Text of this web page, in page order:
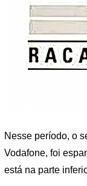
Nesse período, o
Vodafone, foi
está na parte